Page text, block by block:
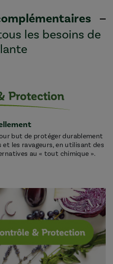
les besoins de
but de protéger durablement
les ravageurs, en utilisant des
au « tout chimique ».